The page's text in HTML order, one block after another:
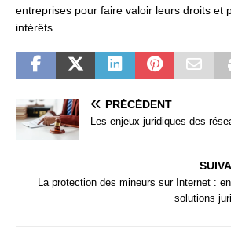
entreprises pour faire valoir leurs droits et
intérêts.
PRÉCÉDENT
Les enjeux juridiques des
La protection des mineurs sur Internet :
solutions